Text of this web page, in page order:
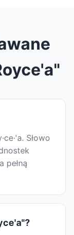
Słowo
pełną